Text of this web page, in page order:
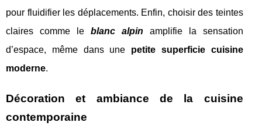
pour fluidifier les déplacements. Enfin, choisir des teintes
claires comme le blanc alpin amplifie la sensation
d’espace, même dans une petite superficie cuisine
moderne.
Décoration et ambiance de la cuisine
contemporaine